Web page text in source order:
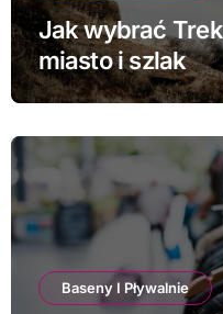
Jak wybrać
miasto i szlak
Baseny I Pływalnie